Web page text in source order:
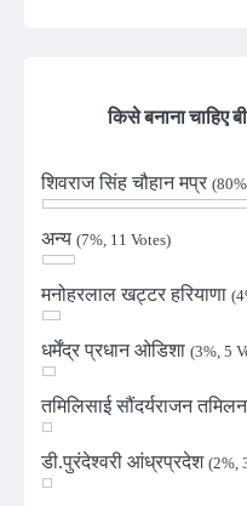
किसे बनाना चाहिए
शिवराज सिंह चौहान मप्र
अन्य (7%, 11 Votes)
मनोहरलाल खट्टर हरियाणा
धर्मेंद्र प्रधान ओडिशा (3%, 5
तमिलिसाई सौंदर्यराजन
डी.पुरंदेश्वरी आंध्रप्रदेश (2%,